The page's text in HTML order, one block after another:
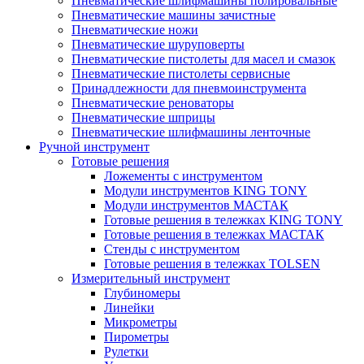
Пневматические машины зачистные
Пневматические ножи
Пневматические шуруповерты
Пневматические пистолеты для масел и смазок
Пневматические пистолеты сервисные
Принадлежности для пневмоинструмента
Пневматические реноваторы
Пневматические шприцы
Пневматические шлифмашины ленточные
Ручной инструмент
Готовые решения
Ложементы с инструментом
Модули инструментов KING TONY
Модули инструментов МАСТАК
Готовые решения в тележках KING TONY
Готовые решения в тележках МАСТАК
Стенды с инструментом
Готовые решения в тележках TOLSEN
Измерительный инструмент
Глубиномеры
Линейки
Микрометры
Пирометры
Рулетки